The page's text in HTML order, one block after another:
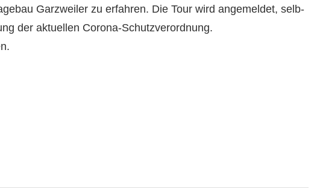
Garzweil­er zu erfahren. Die Tour wird angemeldet, selb­
der aktuellen Corona-Schutzverordnung.